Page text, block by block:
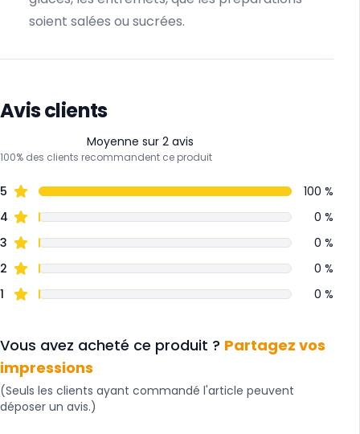
soient salées ou sucrées.
Avis clients
Moyenne sur 2 avis
100% des clients recommandent ce produit
5
100 %
4
0 %
3
0 %
2
0 %
1
0 %
Vous avez acheté ce produit ? Partagez vos
impressions
(Seuls les clients ayant commandé l'article peuvent
déposer un avis.)